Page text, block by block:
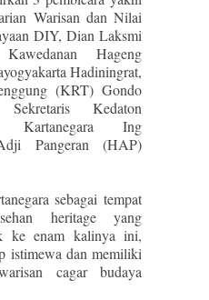
Warisan dan Nilai
DIY, Dian Laksmi
Hageng
Hadiningrat,
(KRT) Gondo
Kedaton
Kartanegara Ing
Pangeran (HAP)
sebagai tempat
heritage yang
ke enam kalinya ini,
istimewa dan memiliki
cagar budaya